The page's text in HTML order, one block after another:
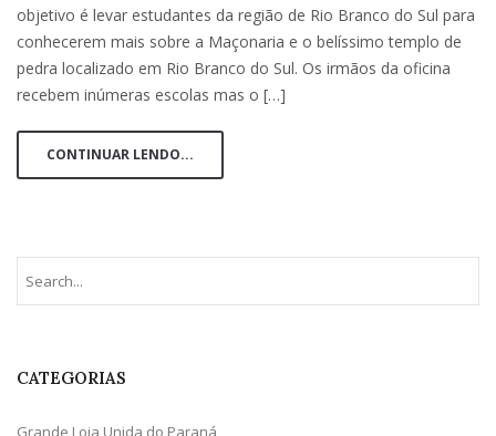
objetivo é levar estudantes da região de Rio Branco do Sul para
conhecerem mais sobre a Maçonaria e o belíssimo templo de
pedra localizado em Rio Branco do Sul. Os irmãos da oficina
recebem inúmeras escolas mas o […]
CONTINUAR LENDO...
CATEGORIAS
Grande Loja Unida do Paraná